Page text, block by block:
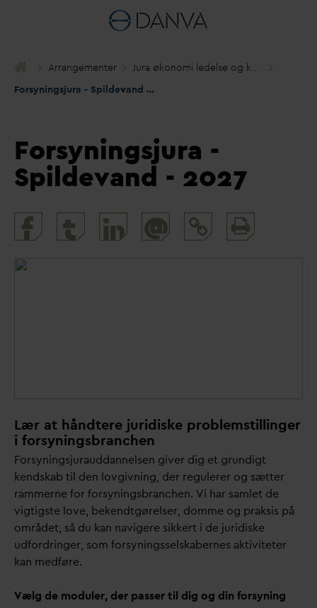
Arrangementer
Jura økonomi ledelse og kommunikation
Forsyningsjura - Spildevand - 2027
Forsyningsjura -
Spildevand - 2027
@
and
Lær at håndtere juridiske problemstillinger
i forsyningsbranchen
Forsyningsjurauddannelsen giver dig et grundigt
kendskab til den lovgivning, der regulerer og sætter
rammerne for forsyningsbranchen. Vi har samlet de
vigtigste love, bekendtgørelser, domme og praksis på
området, så du kan navigere sikkert i de juridiske
udfordringer, som forsyningsselskabernes aktiviteter
kan medføre.
Vælg de moduler, der passer til dig og din forsyning